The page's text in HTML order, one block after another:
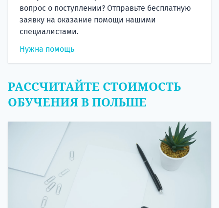
вопрос о поступлении? Отправьте бесплатную
заявку на оказание помощи нашими
специалистами.
Нужна помощь
РАССЧИТАЙТЕ СТОИМОСТЬ
ОБУЧЕНИЯ В ПОЛЬШЕ